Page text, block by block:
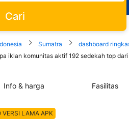
Cari
Sumatra
dashboard
iklan komunitas aktif 192 sedekah top
Info & harga Fasilitas
LAMA APK